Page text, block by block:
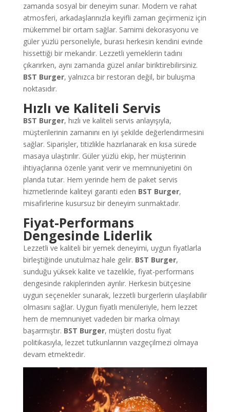
zamanda sosyal bir deneyim sunar. Modern ve rahat
atmosferi, arkadaşlarınızla keyifli zaman geçirmeniz için
mükemmel bir ortam sağlar. Samimi dekorasyonu ve
güler yüzlü personeliyle, burası herkesin kendini evinde
hissettiği bir mekandır. Lezzetli yemeklerin tadını
çıkarırken, aynı zamanda güzel anılar biriktirebilirsiniz.
BST Burger, yalnızca bir restoran değil, bir buluşma
noktasıdır.
Hızlı ve Kaliteli Servis
BST Burger, hızlı ve kaliteli servis anlayışıyla,
müşterilerinin zamanını en iyi şekilde değerlendirmesini
sağlar. Siparişler, titizlikle hazırlanarak en kısa sürede
masaya ulaştırılır. Güler yüzlü ekip, her müşterinin
ihtiyaçlarına özenle yanıt verir ve memnuniyetini ön
planda tutar. Hem yerinde hem de paket servis
hizmetlerinde kaliteyi garanti eden BST Burger,
misafirlerine kusursuz bir deneyim sunmaktadır.
Fiyat-Performans
Dengesinde Liderlik
Lezzetli ve kaliteli bir yemek deneyimi, uygun fiyatlarla
birleştiğinde unutulmaz hale gelir. BST Burger,
sunduğu yüksek kalite ve tazelikle, fiyat-performans
dengesinde rakiplerinden ayrılır. Herkesin bütçesine
uygun seçenekler sunarak, lezzetli burgerlerin ulaşılabilir
olmasını sağlar. Uygun fiyatlı menüleriyle, hem lezzet
hem de memnuniyet vadeden bir marka olmayı
başarmıştır. BST Burger, müşteri dostu fiyat
politikasıyla, lezzet tutkunlarının vazgeçilmezi olmaya
devam etmektedir.